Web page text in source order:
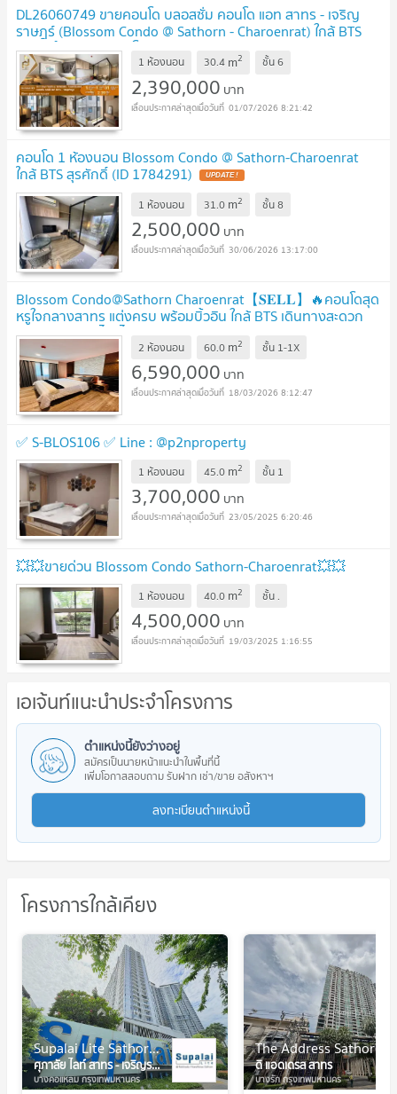
DL26060749 ขายคอนโด บลอสซั่ม คอนโด แอท สาทร - เจริญ
ราษฎร์ (Blossom Condo @ Sathorn - Charoenrat) ใกล้ BTS
สุรศักดิ์ พร้อมเข้าอยู่ โทรด่วน 0614453194 LineID
@952jdxxk UPDATE ! 1 ห้องนอน 30.4 m2 ชั้น6
2,390,000 บาท
01/07/2026 8:21:42
คอนโด 1 ห้องนอน Blossom Condo @ Sathorn-Charoenrat
ใกล้ BTS สุรศักดิ์ (ID 1784291) UPDATE !
1 ห้องนอน 31.0 m2 ชั้น8
2,500,000 บาท
30/06/2026 13:17:00
Blossom Condo@Sathorn Charoenrat【𝐒𝐄𝐋𝐋】🔥คอนโดสุด
หรูใจกลางสาทร แต่งครบ พร้อมบิ้วอิน ใกล้ BTS เดินทางสะดวก
สุดๆ! 🔥 ติดต่อไลน์ไอดี: @hacondo
2 ห้องนอน 60.0 m2 ชั้น 1-1X
6,590,000 บาท
18/03/2026 8:12:47
✅ S-BLOS106 ✅ Line : @p2nproperty
1 ห้องนอน 45.0 m2 ชั้น 1
3,700,000 บาท
23/05/2025 6:20:46
💥💥ขายด่วน Blossom Condo Sathorn-Charoenrat💥💥
1 ห้องนอน 40.0 m2 ชั้น.
4,500,000 บาท
19/03/2025 1:16:55
เอเจ้นท์แนะนำประจำโครงการ
ตำแหน่งนี้ยังว่างอยู่
สมัครเป็นนายหน้าแนะนำในพื้นที่นี้
เพิ่มโอกาสสอบถาม รับฝาก เช่า/ขาย อสังหาฯ
ลงทะเบียนตำแหน่งนี้
โครงการใกล้เคียง
Supalai Lite Sathorn - Charoenrat
ศุภาลัย ไลท์ สาทร - เจริญราษฎร์
บางคอแหลม กรุงเทพมหานคร
The Address Sathorn
ดิ แอดเดรส สาทร
บางรัก กรุงเทพมหานคร